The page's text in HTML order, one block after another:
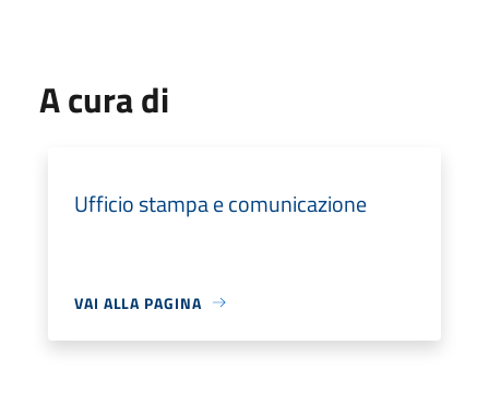
A cura di
Ufficio stampa e comunicazione
VAI ALLA PAGINA